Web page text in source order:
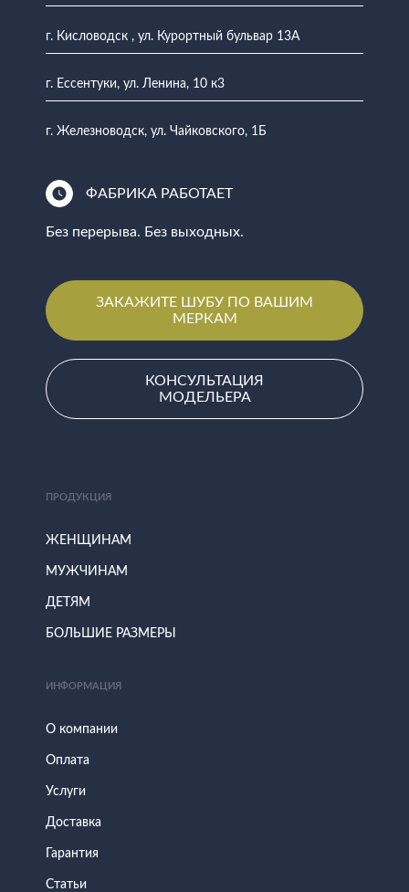
г. Кисловодск , ул. Курортный бульвар 13А
г. Ессентуки, ул. Ленина, 10 к3
г. Железноводск, ул. Чайковского, 1Б
ФАБРИКА РАБОТАЕТ
Без перерыва. Без выходных.
ЗАКАЖИТЕ ШУБУ ПО ВАШИМ
МЕРКАМ
КОНСУЛЬТАЦИЯ
МОДЕЛЬЕРА
ПРОДУКЦИЯ
ЖЕНЩИНАМ
МУЖЧИНАМ
ДЕТЯМ
БОЛЬШИЕ РАЗМЕРЫ
ИНФОРМАЦИЯ
О компании
Оплата
Услуги
Доставка
Гарантия
Статьи